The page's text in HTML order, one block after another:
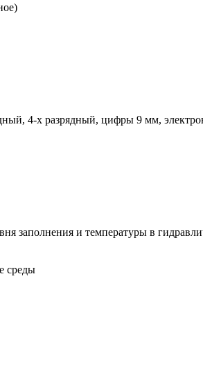
4-х разрядный, цифры 9 мм,
заполнения и температуры в
среды